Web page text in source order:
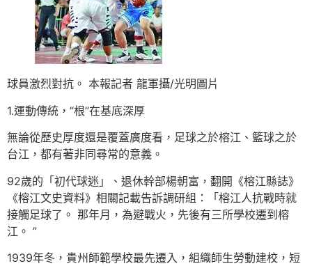
球員激烈對抗。 本報記者 龍軍攝/光明圖片
1.運動傳統，“根”在基底深厚
無論從歷史厚度還是覆蓋廣度看，足球之於榕江、籃球之於
台江，都有著非同尋常的意義。
92歲的「初代球迷」、退休幹部楊朝富，翻開《榕江縣誌》
《榕江文史資料》相關記載告訴調研組：「榕江人抗戰時就
接觸足球了。 那年月，為避戰火，先後有三所學校遷到榕
江。 ”
1939年冬，貴州師範學校最先遷入，組織師生勞動建校，短